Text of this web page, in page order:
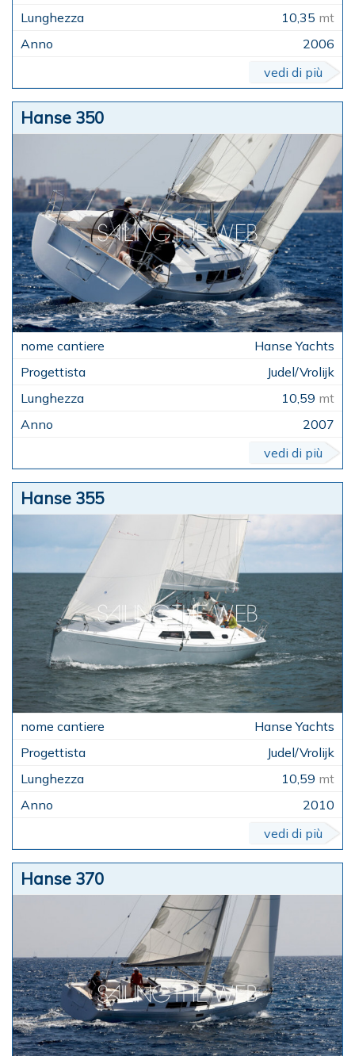
10,35 mt
2006
vedi di più
Hanse 350
Hanse Yachts
Judel/Vrolijk
10,59 mt
2007
vedi di più
Hanse 355
Hanse Yachts
Judel/Vrolijk
10,59 mt
2010
vedi di più
Hanse 370